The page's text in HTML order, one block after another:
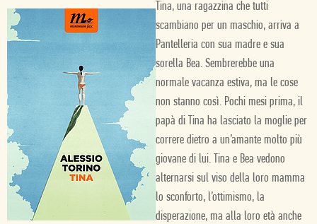
Tina, una ragazzina che tutti
scambiano per un maschio, arriva a
Pantelleria con sua madre e sua
sorella Bea. Sembrerebbe una
normale vacanza estiva, ma le cose
non stanno così. Pochi mesi prima, il
papà di Tina ha lasciato la moglie per
correre dietro a un’amante molto più
giovane di lui. Tina e Bea vedono
alternarsi sul viso della loro mamma
lo sconforto, l’ottimismo, la
disperazione, ma alla loro età anche